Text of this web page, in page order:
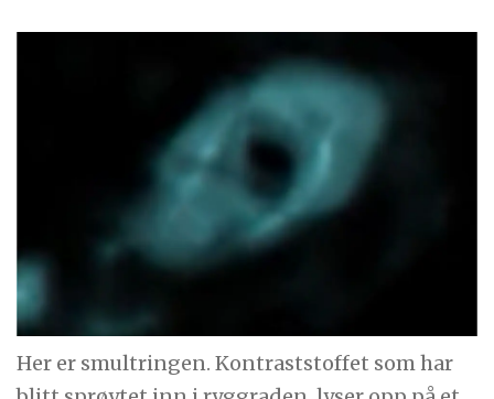
Her er smultringen. Kontraststoffet som har